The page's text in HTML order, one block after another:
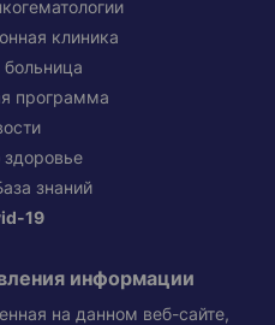
клиника
программа
здоровье
знаний
19
информации
на данном веб-сайте,